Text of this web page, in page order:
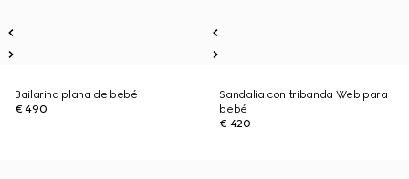
Bailarina plana de bebé
€ 490
Sandalia con tribanda Web para
bebé
€ 420